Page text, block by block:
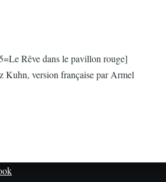
Rêve dans le pavillon rouge]
Kuhn, version française par Armel